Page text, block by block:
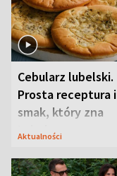
Cebularz lubelski.
Prosta receptura i
smak, który zna
Lubelszczyzna
Aktualności